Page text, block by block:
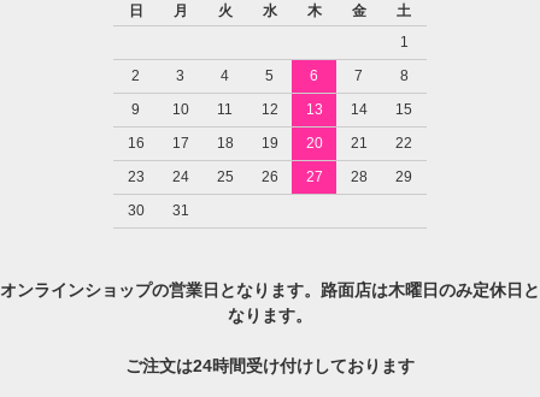
日
月 火 水 木 金
土
1
2
3 4 5 6 7
8
9
10 11 12 13 14
15
16
17 18 19 20 21
22
23
24 25 26 27 28
29
30
31
オンラインショップの営業日となります。路面店は木曜日のみ定休日と
なります。
ご注文は24時間受け付けしております